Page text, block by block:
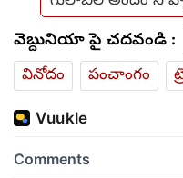
వెబ్దునియా పై చదవండి :
వినోదం
పంచాంగం